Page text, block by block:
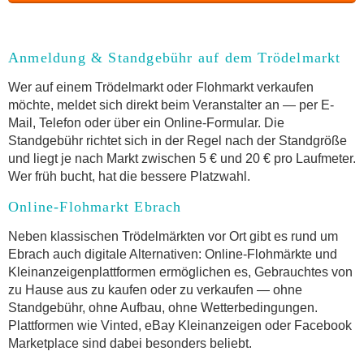
Anmeldung & Standgebühr auf dem Trödelmarkt
Wer auf einem Trödelmarkt oder Flohmarkt verkaufen
möchte, meldet sich direkt beim Veranstalter an — per E-
Mail, Telefon oder über ein Online-Formular. Die
Standgebühr richtet sich in der Regel nach der Standgröße
und liegt je nach Markt zwischen 5 € und 20 € pro Laufmeter.
Wer früh bucht, hat die bessere Platzwahl.
Online-Flohmarkt Ebrach
Neben klassischen Trödelmärkten vor Ort gibt es rund um
Ebrach auch digitale Alternativen: Online-Flohmärkte und
Kleinanzeigenplattformen ermöglichen es, Gebrauchtes von
zu Hause aus zu kaufen oder zu verkaufen — ohne
Standgebühr, ohne Aufbau, ohne Wetterbedingungen.
Plattformen wie Vinted, eBay Kleinanzeigen oder Facebook
Marketplace sind dabei besonders beliebt.